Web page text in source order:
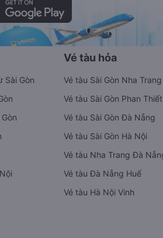
Sài Gòn
Vé tàu hỏa
Vé tàu Sài Gòn Nha Trang
Vé tàu Sài Gòn Phan Thiết
Vé tàu Sài Gòn Đà Nẵng
Vé tàu Sài Gòn Hà Nội
Vé tàu Nha Trang Đà
Vé tàu Đà Nẵng Huế
Vé tàu Hà Nội Vinh